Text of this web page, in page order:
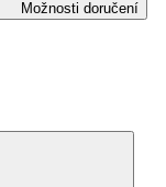
Možnosti doručení